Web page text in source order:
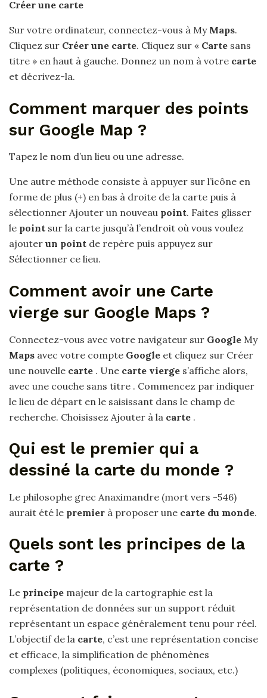
Créer une carte
Sur votre ordinateur, connectez-vous à My Maps.
Cliquez sur Créer une carte. Cliquez sur « Carte sans
titre » en haut à gauche. Donnez un nom à votre carte
et décrivez-la.
Comment marquer des points
sur Google Map ?
Tapez le nom d’un lieu ou une adresse.
Une autre méthode consiste à appuyer sur l’icône en
forme de plus (+) en bas à droite de la carte puis à
sélectionner Ajouter un nouveau point. Faites glisser
le point sur la carte jusqu’à l’endroit où vous voulez
ajouter un point de repère puis appuyez sur
Sélectionner ce lieu.
Comment avoir une Carte
vierge sur Google Maps ?
Connectez-vous avec votre navigateur sur Google My
Maps avec votre compte Google et cliquez sur Créer
une nouvelle carte . Une carte vierge s’affiche alors,
avec une couche sans titre . Commencez par indiquer
le lieu de départ en le saisissant dans le champ de
recherche. Choisissez Ajouter à la carte .
Qui est le premier qui a
dessiné la carte du monde ?
Le philosophe grec Anaximandre (mort vers -546)
aurait été le premier à proposer une carte du monde.
Quels sont les principes de la
carte ?
Le principe majeur de la cartographie est la
représentation de données sur un support réduit
représentant un espace généralement tenu pour réel.
L’objectif de la carte, c’est une représentation concise
et efficace, la simplification de phénomènes
complexes (politiques, économiques, sociaux, etc.)